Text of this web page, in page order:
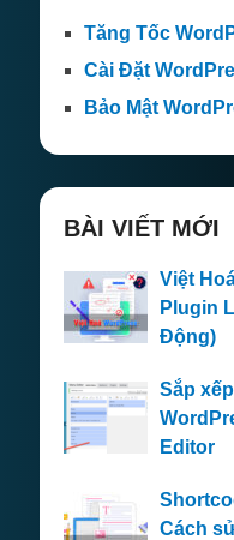
Tăng Tốc
Cài Đặt
Bảo Mật
BÀI VIẾT MỚI
Việt
Plugin
Động)
Sắp
Editor
Cách